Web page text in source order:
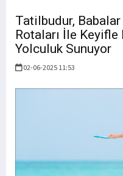
Tatilbudur, Babalar
Rotaları İle Keyifle
Yolculuk Sunuyor
02-06-2025 11:53